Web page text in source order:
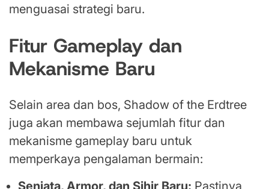
menguasai strategi baru.
Fitur Gameplay dan
Mekanisme Baru
Selain area dan bos, Shadow of the Erdtree
juga akan membawa sejumlah fitur dan
mekanisme gameplay baru untuk
memperkaya pengalaman bermain: